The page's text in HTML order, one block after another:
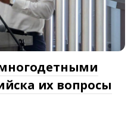
их вопросы